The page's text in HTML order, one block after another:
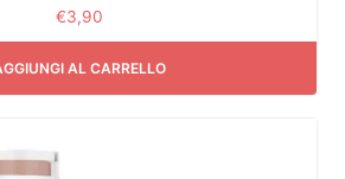
€3,90
AL CARRELLO